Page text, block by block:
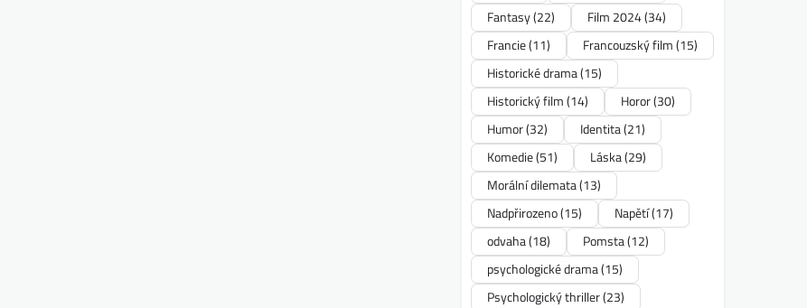
Fantasy(22) Film 2024(34)
Francie(11) Francouzský film(15)
Historické drama(15)
Historický film(14) Horor(30)
Humor(32) Identita(21)
Komedie(51) Láska(29)
Morální dilemata(13)
Nadpřirozeno(15) Napětí(17)
odvaha(18) Pomsta(12)
psychologické drama(15)
Psychologický thriller(23)